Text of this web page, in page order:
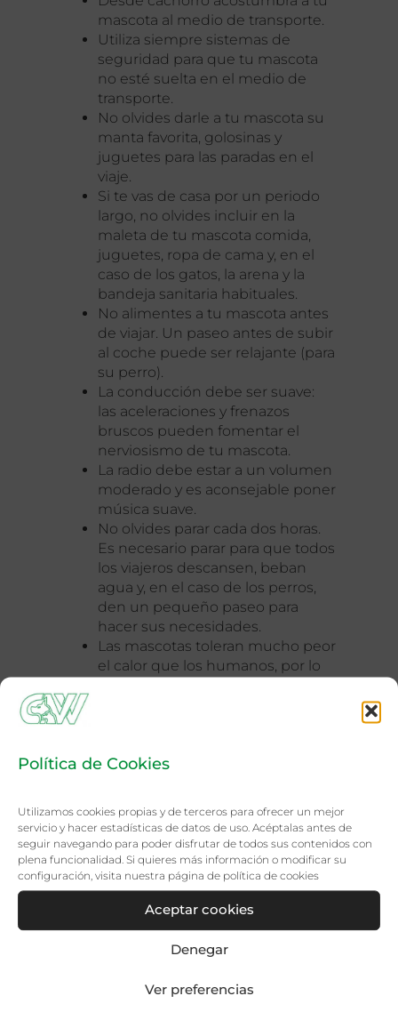
Política de Cookies
Utilizamos cookies propias y de terceros para ofrecer un mejor
servicio y hacer estadísticas de datos de uso. Acéptalas antes de
seguir navegando para poder disfrutar de todos sus contenidos con
plena funcionalidad. Si quieres más información o modificar su
configuración, visita nuestra página de política de cookies
Aceptar cookies
Denegar
Ver preferencias
mascota al medio de transporte.
Utiliza siempre sistemas de
seguridad para que tu mascota
no esté suelta en el medio de
transporte.
No olvides darle a tu mascota su
manta favorita, golosinas y
juguetes para las paradas en el
viaje.
Si te vas de casa por un periodo
largo, no olvides incluir en la
maleta de tu mascota comida,
juguetes, ropa de cama y, en el
caso de los gatos, la arena y la
bandeja sanitaria habituales.
No alimentes a tu mascota antes
de viajar. Un paseo antes de subir
al coche puede ser relajante (para
su perro).
La conducción debe ser suave:
las aceleraciones y frenazos
bruscos pueden fomentar el
nerviosismo de tu mascota.
La radio debe estar a un volumen
moderado y es aconsejable poner
música suave.
No olvides parar cada dos horas.
Es necesario parar para que todos
los viajeros descansen, beban
agua y, en el caso de los perros,
den un pequeño paseo para
hacer sus necesidades.
Las mascotas toleran mucho peor
el calor que los humanos, por lo
tu gato, puedes refrescar
Cuando vuelvas a casa, lava
siempre todos los objetos que
lleves contigo, para que se
elimine todo el olor del lugar
donde has estado todo el día.
Estos viajes pueden ser
desestabilizadores para tu mascota, ya
la que está acostumbrada.